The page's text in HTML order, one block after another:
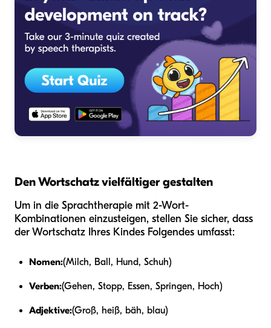
Den Wortschatz vielfältiger gestalten
Um in die Sprachtherapie mit 2-Wort-
Kombinationen einzusteigen, stellen Sie sicher, dass
der Wortschatz Ihres Kindes Folgendes umfasst:
Nomen:(Milch, Ball, Hund, Schuh)
Verben:(Gehen, Stopp, Essen, Springen, Hoch)
Adjektive:(Groß, heiß, bäh, blau)